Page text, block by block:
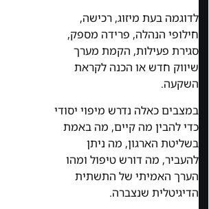
לדוגמה בעת מיזוג, רכישה,
חילופי הנהלה, פרידה מספק,
סגירת פעילות, הקמת מערך
שיווק חדש או הכנה לקראת
השקעה.
במצבים כאלה נדרש מיפוי יסודי
כדי להבין מה קיים, מה באמת
בשליטת הארגון, מה ניתן
להעביר, מה דורש טיפול ומהו
הערך האמיתי של התשתית
הדיגיטלית שנצברה.